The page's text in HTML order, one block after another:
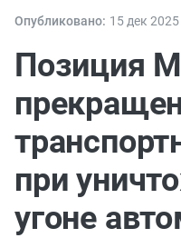
15:51 МВД запускает
13:48
банковской гарантией#новости
Опубликовано: 15 дек 2025
Позиция
при
угоне